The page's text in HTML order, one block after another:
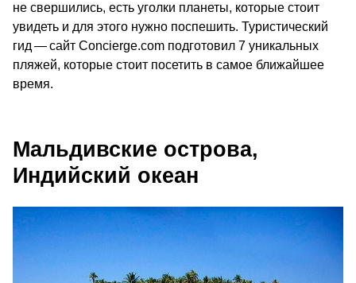
не свершились, есть уголки планеты, которые стоит
увидеть и для этого нужно поспешить. Туристический
гид — сайт Сoncierge.com подготовил 7 уникальных
пляжей, которые стоит посетить в самое ближайшее
время.
Мальдивские острова,
Индийский океан